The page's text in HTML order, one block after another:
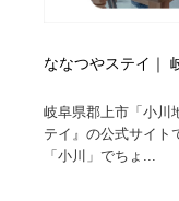
ななつやステイ｜
岐阜県郡上市「小川
テイ』の公式サイト
「小川」でちょ...